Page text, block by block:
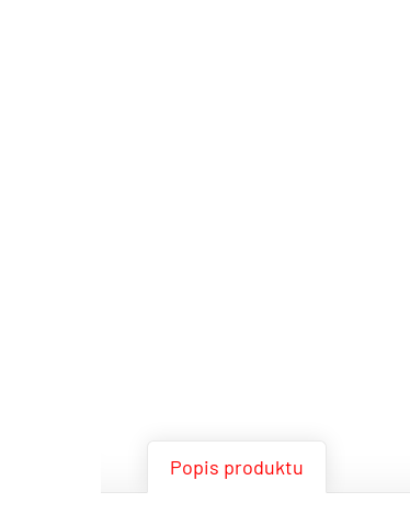
Popis produktu